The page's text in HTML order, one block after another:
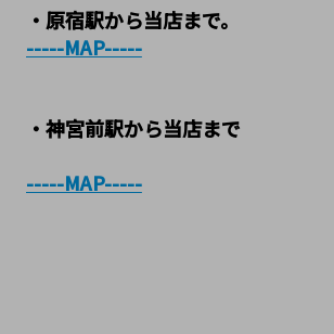
・原宿駅から当店まで。
-----MAP-----
・神宮前駅から当店まで
-----MAP-----